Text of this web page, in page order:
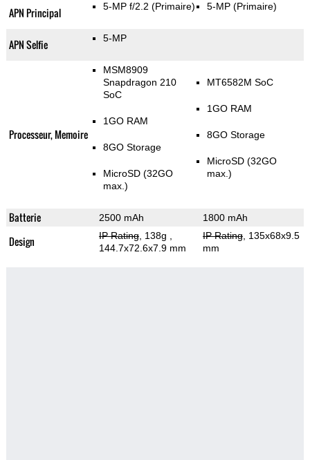
APN Principal 5-MP f/2.2 (Primaire) 5-MP (Primaire)
APN Selfie 5-MP
Processeur, Memoire
MSM8909
Snapdragon 210
SoC
1GO RAM
8GO Storage
MicroSD (32GO
max.)
MT6582M SoC
1GO RAM
8GO Storage
MicroSD (32GO
max.)
Batterie 2500 mAh 1800 mAh
Design IP Rating, 138g
144.7x72.6x7.9 mm
IP Rating, 135x68x9.5
mm